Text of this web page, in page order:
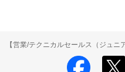
【営業/テクニカルセールス（ジュ